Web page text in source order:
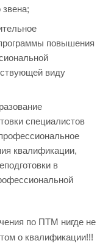
звена;
повышения
виду
специалистов
квалификации,
в
по ПТМ нигде не
о квалификации!!!